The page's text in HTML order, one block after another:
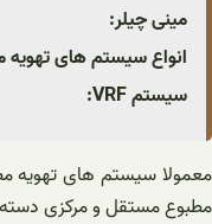
مینی چیلر:
انواع سیستم های تهویه
سیستم VRF:
معمولا سیستم های تهویه
مطبوع مستقل و مرکزی